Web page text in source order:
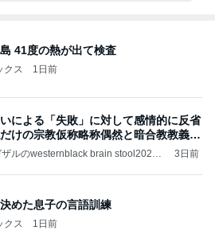
41度の熱が出て検査
クス 1日前
による「失敗」に対して感情的に反省
けの宗教仮称略称偶然と暗合教教義候
ルのwesternblack brain stool2024
3日前
めた息子の言語訓練
クス 1日前